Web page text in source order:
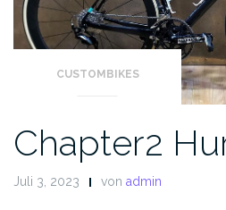
CUSTOMBIKES
Chapter2
Juli 3, 2023 von admin